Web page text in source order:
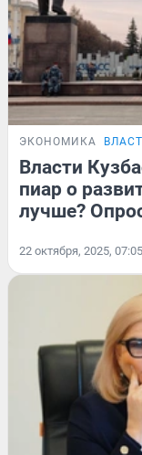
ЭКОНОМИКА
Власти
пиар о
лучше?
22 октября, 2025, 07:05